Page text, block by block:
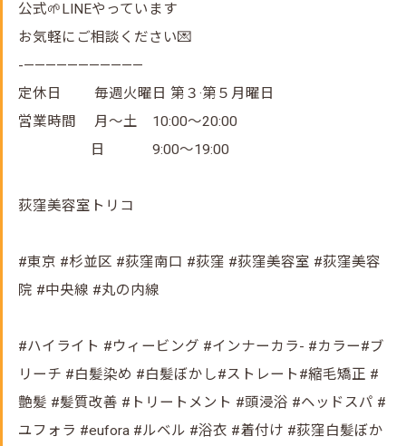
公式🌱LINEやっています
お気軽にご相談ください💌
-———————————
定休日 毎週火曜日 第３·第５月曜日
営業時間 月～土 10:00～20:00
日 9:00～19:00
荻窪美容室トリコ
#東京 #杉並区 #荻窪南口 #荻窪 #荻窪美容室 #荻窪美容
院 #中央線 #丸の内線
#ハイライト #ウィービング #インナーカラ- #カラー#ブ
リーチ #白髪染め #白髪ぼかし#ストレート#縮毛矯正 #
艶髪 #髪質改善 #トリートメント #頭浸浴 #ヘッドスパ #
ユフォラ #eufora #ルベル #浴衣 #着付け #荻窪白髪ぼか